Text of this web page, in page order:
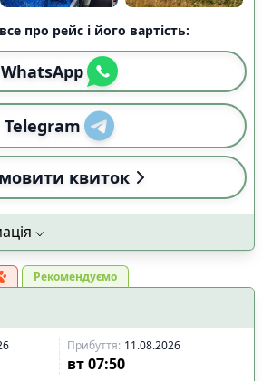
про рейс і його вартість:
WhatsApp
Telegram
квиток
Рекомендуємо
Прибуття: 11.08.2026
вт 07:50